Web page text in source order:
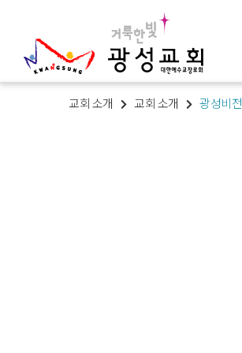
교회 소개 교회 소개 광성비전